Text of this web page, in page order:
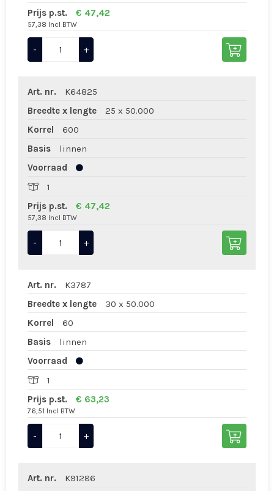
Prijs p.st.
€ 47,42
57,38 Incl BTW
- +
Art. nr.
K64825
Breedte x lengte
25 x 50.000
Korrel
600
Basis
linnen
Voorraad
1
Prijs p.st.
€ 47,42
57,38 Incl BTW
- +
Art. nr.
K3787
Breedte x lengte
30 x 50.000
Korrel
60
Basis
linnen
Voorraad
1
Prijs p.st.
€ 63,23
76,51 Incl BTW
- +
Art. nr.
K91286